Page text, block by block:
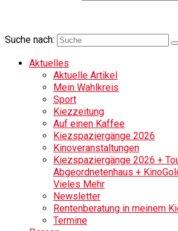
Suche nach:
Aktuelles
Aktuelle Artikel
Mein Wahlkreis
Sport
Kiezzeitung
Auf einen Kaffee
Kiezspaziergänge 2026
Kinoveranstaltungen
Kiezspaziergänge 2026 +
Abgeordnetenhaus +
Vieles Mehr
Newsletter
Rentenberatung in meinem
Termine